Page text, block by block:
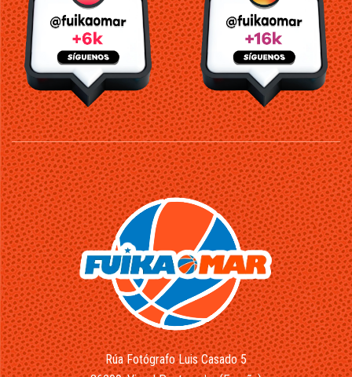
Rúa Fotógrafo Luis Casado 5